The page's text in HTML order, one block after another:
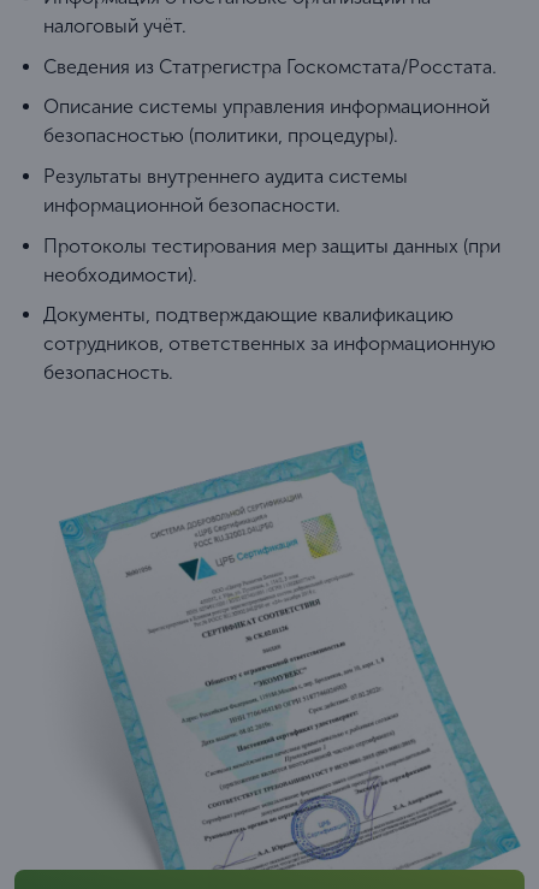
налоговый учёт.
Сведения из Статрегистра Госкомстата/Росстата.
Описание системы управления информационной
безопасностью (политики, процедуры).
Результаты внутреннего аудита системы
информационной безопасности.
Протоколы тестирования мер защиты данных (при
необходимости).
Документы, подтверждающие квалификацию
сотрудников, ответственных за информационную
безопасность.